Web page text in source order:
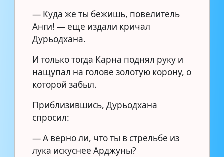
— Куда же ты бежишь, повелитель
Анги! — еще издали кричал
Дурьодхана.
И только тогда Карна поднял руку и
нащупал на голове золотую корону, о
которой забыл.
Приблизившись, Дурьодхана
спросил:
— А верно ли, что ты в стрельбе из
лука искуснее Арджуны?